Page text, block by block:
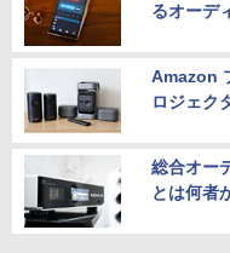
るオーデ
Amazon
ロジェク
総合オー
とは何者